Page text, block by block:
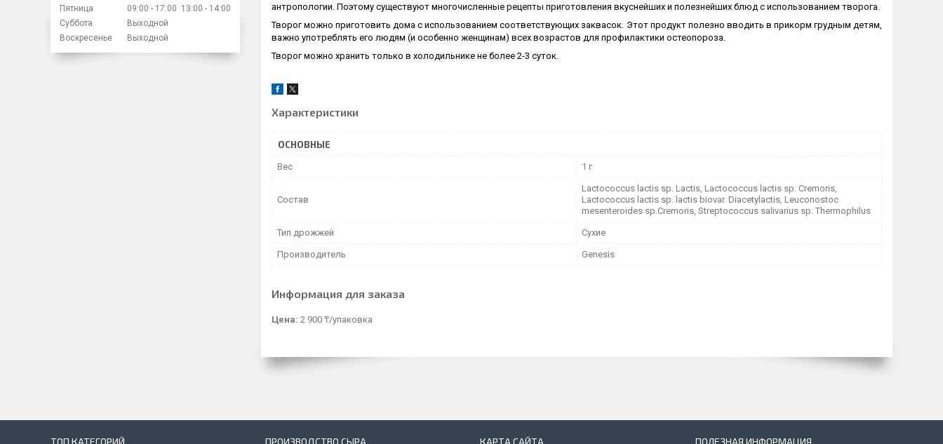
антропологии. Поэтому существуют многочисленные рецепты приготовления вкуснейших и полезнейших блюд с использованием творога.
Творог можно приготовить дома с использованием соответствующих заквасок. Этот продукт полезно вводить в прикорм грудным детям,
важно употреблять его людям (и особенно женщинам) всех возрастов для профилактики остеопороза.
Творог можно хранить только в холодильнике не более 2-3 суток.
Характеристики
ОСНОВНЫЕ
Вес 1 г
Состав
Lасtococcus lactis sp. Lactis, Laсtococcus lactis sp. Cremoris,
Laсtococcus lactis sp. lactis biovar. Diacetylactis, Leuconostoc
mesenteroides sp.Cremoris, Streptococcus salivarius sp. Thermophilus
Тип дрожжей Сухие
Производитель Genesis
Информация для заказа
Цена: 2 900 ₸/упаковка
Пятница
09:00 17:00 13:00
14:00
Суббота
Выходной
Воскресенье
Выходной
ТОП КАТЕГОРИЙ ПРОИЗВОДСТВО СЫРА КАРТА САЙТА ПОЛЕЗНАЯ ИНФОРМАЦИЯ